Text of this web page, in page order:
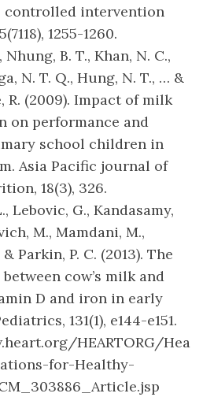
controlled intervention
1255-1260.
Nhung, B. T., Khan, N. C.,
N. T. Q., Hung, N. T., … &
R. (2009). Impact of milk
on performance and
school children in
Asia Pacific journal of
18(3), 326.
Lebovic, G., Kandasamy,
M., Mamdani, M.,
Parkin, P. C. (2013). The
cow’s milk and
D and iron in early
131(1), e144-e151.
HEARTORG/
for-Healthy-